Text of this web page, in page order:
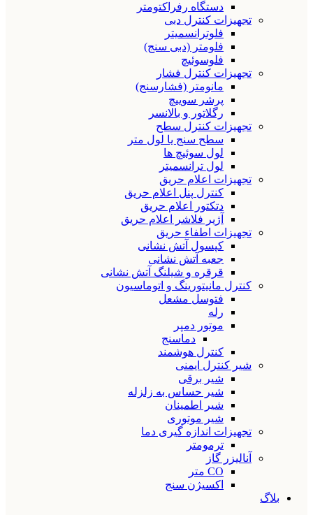
دستگاه رفراکتومتر
تجهیزات کنترل دبی
فلوترانسمیتر
فلومتر (دبی سنج)
فلوسوئیچ
تجهیزات کنترل فشار
مانومتر (فشارسنج)
پرشر سوییچ
رگلاتور و بالانسر
تجهیزات کنترل سطح
سطح سنج یا لول متر
لول سوئیچ ها
لول ترانسمیتر
تجهیزات اعلام حریق
کنترل پنل اعلام حریق
دتکتور اعلام حریق
آژیر فلاشر اعلام حریق
تجهیزات اطفاء حریق
کپسول آتش نشانی
جعبه آتش نشانی
قرقره و شیلنگ آتش نشانی
کنترل مانیتورینگ و اتوماسیون
فتوسل مشعل
رله
موتور دمپر
دماسنج
کنترل هوشمند
شیر کنترل ایمنی
شیر برقی
شیر حساس به زلزله
شیر اطمینان
شیر موتوری
تجهیزات اندازه گیری دما
ترمومتر
آنالیزر گاز
CO متر
اکسیژن سنج
بلاگ